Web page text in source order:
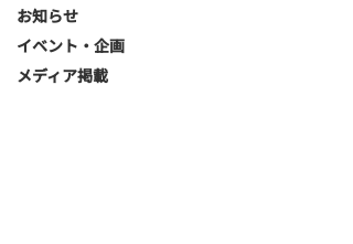
お知らせ
イベント・企画
メディア掲載